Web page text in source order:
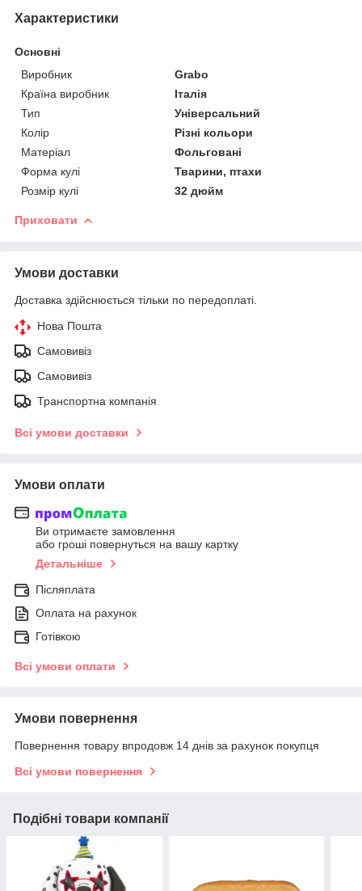
Характеристики
Основні
Виробник
Grabo
Країна виробник
Італія
Тип
Універсальний
Колір
Різні кольори
Матеріал
Фольговані
Форма кулі
Тварини, птахи
Розмір кулі
32 дюйм
Приховати
Умови доставки
Доставка здійснюється тільки по передоплаті.
Нова Пошта
Самовивіз
Самовивіз
Транспортна компанія
Всі умови доставки
Умови оплати
Ви отримаєте замовлення
або гроші повернуться на вашу картку
Детальніше
Післяплата
Оплата на рахунок
Готівкою
Всі умови оплати
Умови повернення
Повернення товару впродовж 14 днів за рахунок покупця
Всі умови повернення
Подібні товари компанії